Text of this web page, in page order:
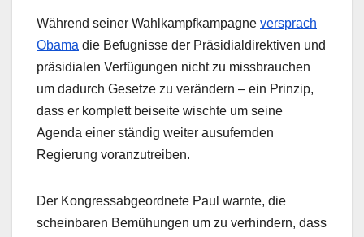
Während seiner Wahlkampfkampagne versprach
Obama die Befugnisse der Präsidialdirektiven und
präsidialen Verfügungen nicht zu missbrauchen
um dadurch Gesetze zu verändern – ein Prinzip,
dass er komplett beiseite wischte um seine
Agenda einer ständig weiter ausufernden
Regierung voranzutreiben.
Der Kongressabgeordnete Paul warnte, die
scheinbaren Bemühungen um zu verhindern, dass